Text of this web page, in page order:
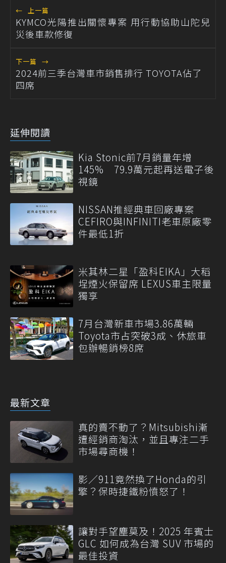
← 上一篇
KYMCO光陽推出關懷專案 用行動協助山陀兒
災後車款修復
下一篇 →
2024前三季台灣車市銷售排行 TOYOTA佔了
四席
延伸閱讀
Kia Stonic前7月銷量年增
145% 79.9萬元起再送電子後
視鏡
NISSAN推經典車回廠專案
CEFIRO與INFINITI老車原廠零
件最低1折
米其林二星「盈科EIKA」大稻
埕煙火保留席 LEXUS車主限量
獨享
7月台灣新車市場3.86萬輛
Toyota市占突破3成、休旅車
包辦暢銷榜8席
最新文章
真的賣不動了？Mitsubishi漸
遭經銷商淘汰，並且專注二手
市場尋商機！
影／911竟然換了Honda的引
擎？保時捷鐵粉憤怒了！
讓對手望塵莫及！2025 年賓士
GLC 如何成為台灣 SUV 市場的
最佳投資